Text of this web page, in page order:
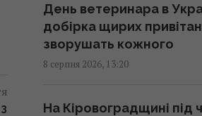
На один знак Зодіаку
чекає феєричний камбек
День ветеринара в
добірка щирих
зворушать кожного
8 серпня 2026, 13:20
На Кіровоградщині під